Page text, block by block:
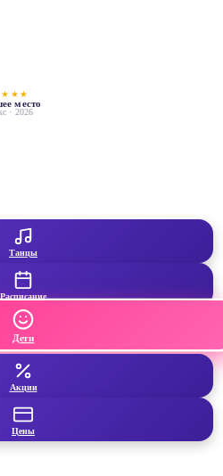
место
· 2026
Танцы
Расписание
Дети
Акции
Цены